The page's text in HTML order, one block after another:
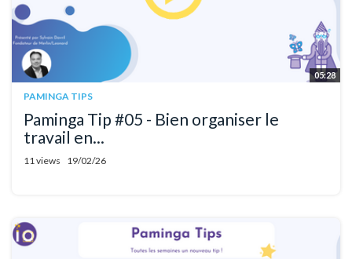
05:28
PAMINGA TIPS
Paminga Tip #05 - Bien organiser le
travail en...
11 views 19/02/26